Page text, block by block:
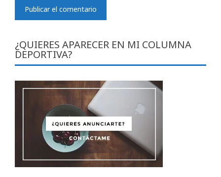
¿QUIERES APARECER EN MI COLUMNA
DEPORTIVA?